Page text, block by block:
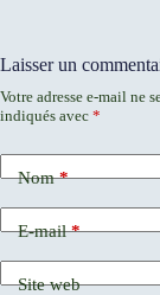
Laisser un
Votre adresse e-mail ne
indiqués avec *
Nom*
E-mail*
Site web